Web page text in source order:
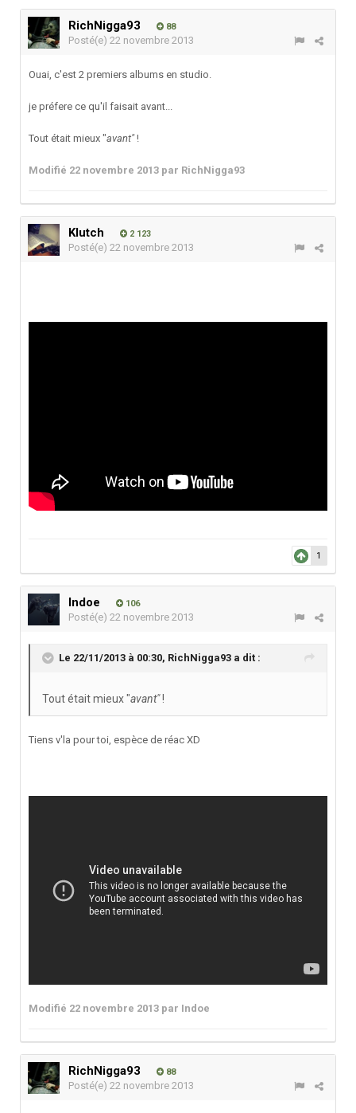
RichNigga93 88
Posté(e) 22 novembre 2013
Ouai, c'est 2 premiers albums en studio.
je préfere ce qu'il faisait avant...
Tout était mieux "avant"!
Modifié 22 novembre 2013 par RichNigga93
Klutch 2 123
Posté(e) 22 novembre 2013
1
Indoe 106
Posté(e) 22 novembre 2013
Le 22/11/2013 à 00:30, RichNigga93 a dit :
Tout était mieux "avant"!
Tiens v'la pour toi, espèce de réac XD
Modifié 22 novembre 2013 par Indoe
RichNigga93 88
Posté(e) 22 novembre 2013